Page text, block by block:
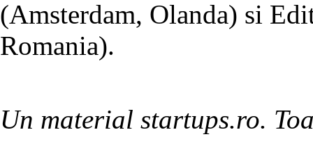
(Amsterdam, Olanda) si
Romania).
Un material startups.ro.